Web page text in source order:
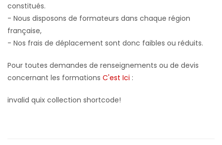
constitués.
- Nous disposons de formateurs dans chaque région
française,
- Nos frais de déplacement sont donc faibles ou réduits.
Pour toutes demandes de renseignements ou de devis
concernant les formations C'est Ici :
invalid quix collection shortcode!